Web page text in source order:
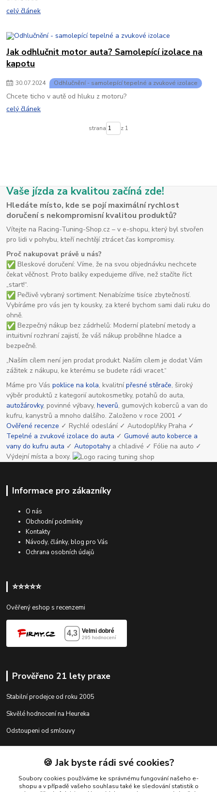
celý článek
Jak odhlučnit motor auta? Samolepící izolace na
kapotu
30.07.2024 Odhlučnění - samolepící tepelné a zvukové izolace
Chcete ticho v autě od hluku z motoru?
celý článek
strana z 1
Vaše jízda za kvalitou začíná zde!
Hledáte místo, kde se pojí maximální rychlost
doručení s nekompromisní kvalitou produktů?
Vítejte na Racing-Tuning-Shop.cz – v e-shopu, který byl stvořen
pro lidi v pohybu, kteří nechtějí ztrácet čas kompromisy.
Proč nakupovat právě u nás?
Bleskové doručení: Víme, že na svou objednávku nechcete
čekat věčnost. Proto balíky expedujeme dříve, než stačíte říct
„start!“.
Pečlivě vybraný sortiment: Nenabízíme tisíce zbytečností.
Vybíráme pro vás jen ty kousky, za které bychom sami dali ruku do
ohně.
Bezpečný nákup bez zádrhelů: Moderní platební metody a
intuitivní rozhraní zajistí, že váš nákup proběhne hladce a
bezpečně.
„Naším cílem není jen prodat produkt. Naším cílem je dodat Vám
zážitek z nákupu, ke kterému se budete rádi vracet.“
Máme pro Váspoklice na kola, kvalitnípřesné stěrače, široký
výběr produktů z kategorií autokosmetiky, potahů do auta,
autožárovky, povinné výbavy,heverů, gumových koberců a van do
kufru, kanystrů a mnoho dalšího. Založeno v roce 2001 ✓
Ověřené recenze ✓ Rychlé odeslání ✓ Autodoplňky Praha ✓
Tepelné a zvukové izolace do auta ✓Gumové auto koberce a
vany do kufru auta ✓Autopotahy a chladivé ✓ Fólie na auto ✓
Výdejní místa a boxy.
Informace pro zákazníky
O nás
Obchodní podmínky
Kontakty
Návody, články, blog pro Vás
Ochrana osobních údajů
⭐⭐⭐⭐⭐
Ověřený eshop s recenzemi
Prověřeno 21 lety praxe
Stabilní prodejce od roku 2005
Skvělé hodnocení na Heureka
Odstoupeni od smlouvy
Kontakty🍪 Jak byste rádi své cookies?
Soubory cookies používáme ke správnému fungování našeho e-
shopu a v případě vašeho souhlasu také ke sledování statistik o